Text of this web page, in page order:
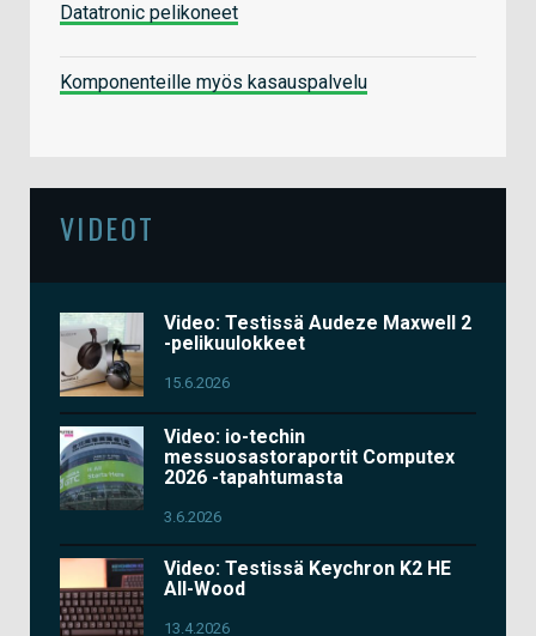
Datatronic pelikoneet
Komponenteille myös kasauspalvelu
VIDEOT
Video: Testissä Audeze Maxwell 2
-pelikuulokkeet
15.6.2026
Video: io-techin
messuosastoraportit Computex
2026 -tapahtumasta
3.6.2026
Video: Testissä Keychron K2 HE
All-Wood
13.4.2026